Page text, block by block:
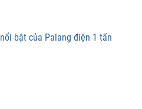
bật của Palang điện 1 tấn